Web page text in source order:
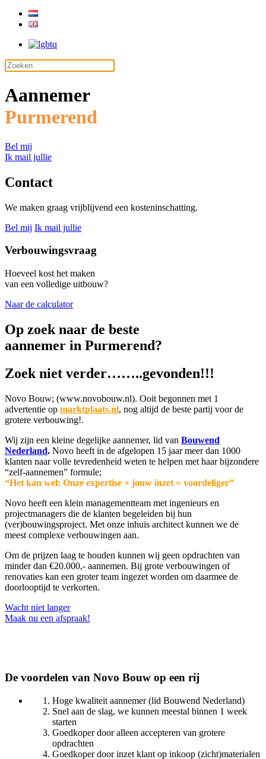
Aannemer
Purmerend
Bel mij
Ik mail jullie
Contact
We maken graag vrijblijvend een kosteninschatting.
Bel mij Ik mail jullie
Verbouwingsvraag
Hoeveel kost het maken
van een volledige uitbouw?
Naar de calculator
Op zoek naar de beste
aannemer in Purmerend?
Zoek niet verder……..gevonden!!!
Novo Bouw; (www.novobouw.nl). Ooit begonnen met 1
advertentie op marktplaats.nl, nog altijd de beste partij voor de
grotere verbouwing!.
Wij zijn een kleine degelijke aannemer, lid van Bouwend
Nederland. Novo heeft in de afgelopen 15 jaar meer dan 1000
klanten naar volle tevredenheid weten te helpen met haar bijzondere
“zelf-aannemen” formule;
“Het kan wel: Onze expertise + jouw inzet = voordeliger”
Novo heeft een klein managementteam met ingenieurs en
projectmanagers die de klanten begeleiden bij hun
(ver)bouwingsproject. Met onze inhuis architect kunnen we de
meest complexe verbouwingen aan.
Om de prijzen laag te houden kunnen wij geen opdrachten van
minder dan €20.000,- aannemen. Bij grote verbouwingen of
renovaties kan een groter team ingezet worden om daarmee de
doorlooptijd te verkorten.
Wacht niet langer
Maak nu een afspraak!
De voordelen van Novo Bouw op een rij
Hoge kwaliteit aannemer (lid Bouwend Nederland)
Snel aan de slag, we kunnen meestal binnen 1 week
starten
Goedkoper door alleen accepteren van grotere
opdrachten
Goedkoper door inzet klant op inkoop (zicht)materialen